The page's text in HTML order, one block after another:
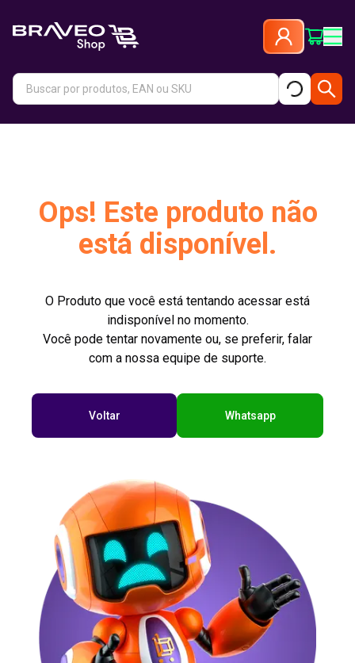
Ops! Este produto não
está disponível.
O Produto que você está tentando acessar está
indisponível no momento.
Você pode tentar novamente ou, se preferir, falar
com a nossa equipe de suporte.
Voltar Whatsapp